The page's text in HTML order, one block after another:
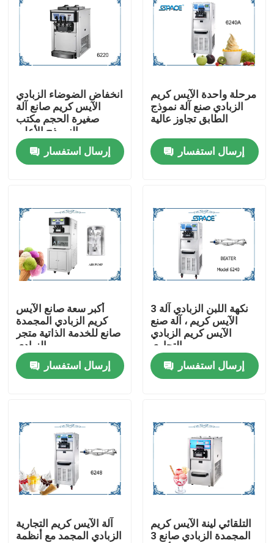
حول بنا
إتصال
المنتجات
ليّن خدمة ice قشدة آلة
الجدول الأعلى آلة الآيس كريم
آلة الآيس كريم التجارية
آلة طين الشراب المجمدة
آلة اللبن الزبادي
آلة الآيس كريم الزبادي
انخفاض الضوضاء الزبادي
الآيس كريم صانع آلة
صغيرة الحجم مكتب
النموذج الأعلى
إرسال استفسار
مرحلة واحدة الآيس كريم
الزبادي صنع آلة نموذج
الطابق تجاوز عالية
إرسال استفسار
أكبر سعة صانع الآيس
كريم الزبادي المجمدة
صانع للخدمة الذاتية متجر
الزبادي
إرسال استفسار
3 نكهة اللبن الزبادي آلة
الآيس كريم ، آلة صنع
الآيس كريم الزبادي
التجاري
إرسال استفسار
آلة الآيس كريم التجارية
الزبادي المجمد مع أنظمة
التلقائي لينة الآيس كريم
المجمدة الزبادي صانع 3